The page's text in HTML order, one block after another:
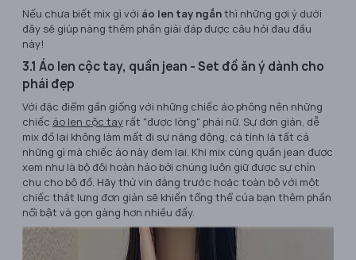
Nếu chưa biết mix gì với áo len tay ngắnthì những gợi ý dưới
đây sẽ giúp nàng thêm phần giải đáp được câu hỏi đau đầu
này!
3.1 Áo len cộc tay, quần jean - Set đồ ăn ý dành cho
phái đẹp
Với đặc điểm gần giống với những chiếc áo phông nên những
chiếc áo len cộc tay rất "được lòng" phái nữ. Sự đơn giản, dễ
mix đồ lại không làm mất đi sự năng động, cá tính là tất cả
những gì mà chiếc áo này đem lại. Khi mix cùng quần jean được
xem như là bộ đôi hoàn hảo bởi chúng luôn giữ được sự chỉn
chu cho bộ đồ. Hãy thử vin đằng trước hoặc toàn bộ với một
chiếc thắt lưng đơn giản sẽ khiến tổng thể của bạn thêm phần
nổi bật và gọn gàng hơn nhiều đấy.